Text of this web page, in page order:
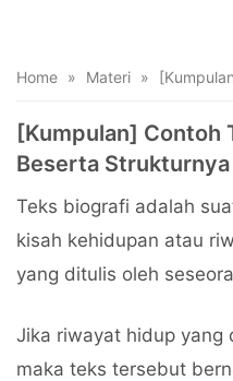
Home » Materi »
[Kumpulan] Contoh
Beserta Strukturnya
Teks biografi adalah
kisah kehidupan atau
yang ditulis oleh
Jika riwayat hidup yang
maka teks tersebut